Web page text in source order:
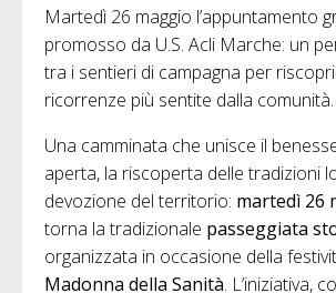
Martedì 26 maggio l’appuntamento
promosso da U.S. Acli Marche: un
tra i sentieri di campagna per
ricorrenze più sentite dalla comunità.
Una camminata che unisce il
aperta, la riscoperta delle tradizioni
devozione del territorio: martedì 26
torna la tradizionale passeggiata
organizzata in occasione della
Madonna della Sanità. L’iniziativa,